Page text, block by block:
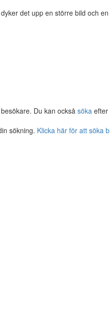
det upp en större bild och
Du kan också söka efter
sökning. Klicka här för att söka